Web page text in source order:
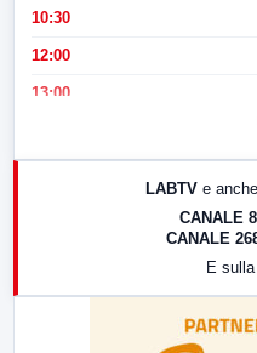
10:30
12:00
13:00
LABTV e
CANALE
CANALE
E